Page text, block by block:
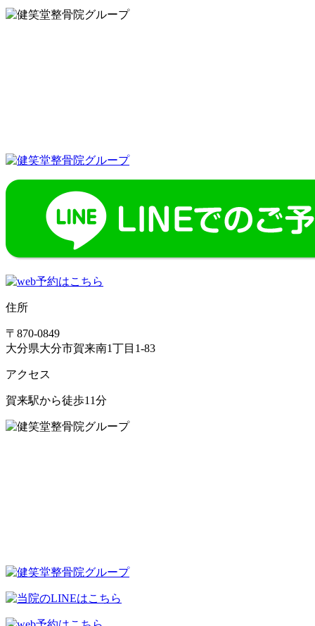
住所
〒870-0849
大分県大分市賀来南1丁目1-83
アクセス
賀来駅から徒歩11分